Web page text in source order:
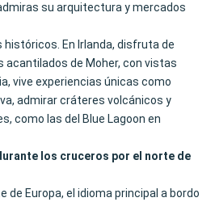
su arquitectura y mercados
históricos. En Irlanda, disfruta de
acantilados de Moher, con vistas
vive experiencias únicas como
admirar cráteres volcánicos y
como las del Blue Lagoon en
los cruceros por el norte de
de Europa, el idioma principal a bordo